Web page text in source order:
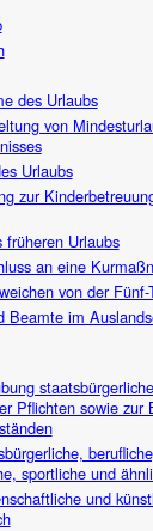
des Urlaubs
von
Urlaubs
zur
früheren Urlaubs
an eine
von der Fünf-
Beamte im
Pflichten sowie zur
sportliche und
und